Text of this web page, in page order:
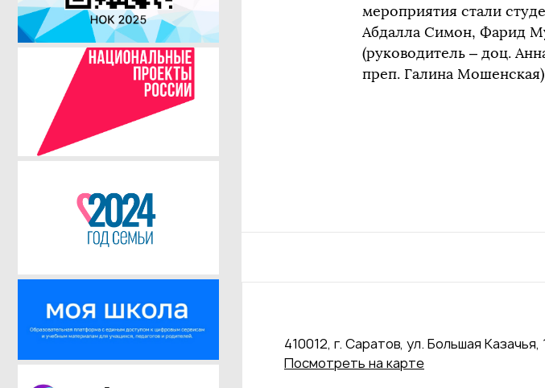
мероприятия стали
Абдалла Симон, Фарид
(руководитель – доц.
преп. Галина
410012, г. Саратов, ул. Большая Казачья,
Посмотреть на карте